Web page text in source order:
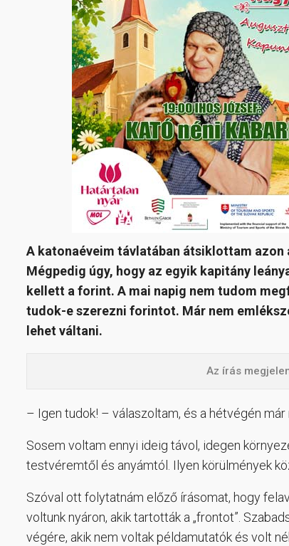
A katonaéveim távlatában átsiklottam azon
Mégpedig úgy, hogy az egyik kapitány
kellett a forint. A mai napig nem tudom
tudok-e szerezni forintot. Már nem
lehet váltani.
Az írás
– Igen tudok! – válaszoltam, és a hétvégén
Sosem voltam ennyi ideig távol, idegen
testvéremtől és anyámtól. Ilyen körülmények
Szóval ott folytatnám előző írásomat, hogy
voltunk nyáron, akik tartották a „frontot”.
végére, akik nem voltak példamutatók és volt